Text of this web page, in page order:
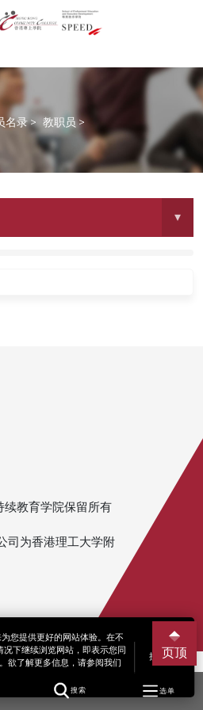
您提供更好的网站体验。在不
况下继续浏览网站，即表示您同
欲了解更多信息，请参阅我们
接受
搜索 选单
名录> 教职员>
▾
教育学院保留所有
司为香港理工大学附
页顶